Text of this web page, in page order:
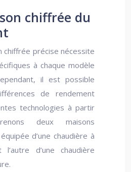
chiffrée du
chiffrée précise nécessite
à chaque modèle
il est possible
de rendement
technologies à partir
deux maisons
d’une chaudière à
l’autre d’une chaudière